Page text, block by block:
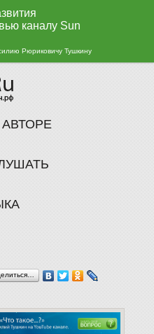
каналу Sun
Рюриковичу Тушкину